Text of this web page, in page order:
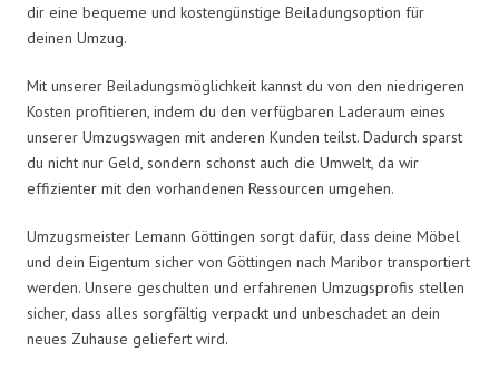
dir eine bequeme und kostengünstige Beiladungsoption für
deinen Umzug.
Mit unserer Beiladungsmöglichkeit kannst du von den niedrigeren
Kosten profitieren, indem du den verfügbaren Laderaum eines
unserer Umzugswagen mit anderen Kunden teilst. Dadurch sparst
du nicht nur Geld, sondern schonst auch die Umwelt, da wir
effizienter mit den vorhandenen Ressourcen umgehen.
Umzugsmeister Lemann Göttingen sorgt dafür, dass deine Möbel
und dein Eigentum sicher von Göttingen nach Maribor transportiert
werden. Unsere geschulten und erfahrenen Umzugsprofis stellen
sicher, dass alles sorgfältig verpackt und unbeschadet an dein
neues Zuhause geliefert wird.